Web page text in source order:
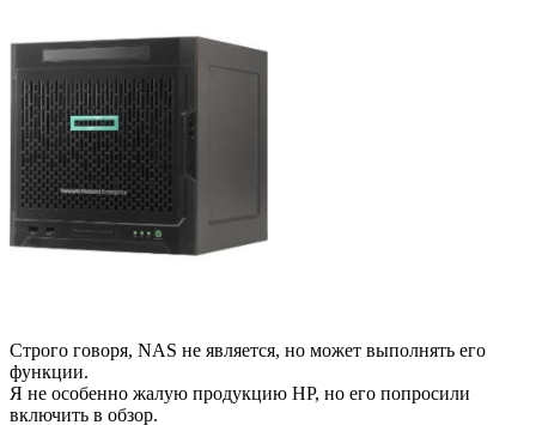
Строго говоря, NAS не является, но может выполнять его
функции.
Я не особенно жалую продукцию HP, но его попросили
включить в обзор.